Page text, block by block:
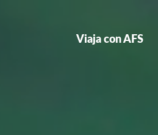
Viaja con AFS